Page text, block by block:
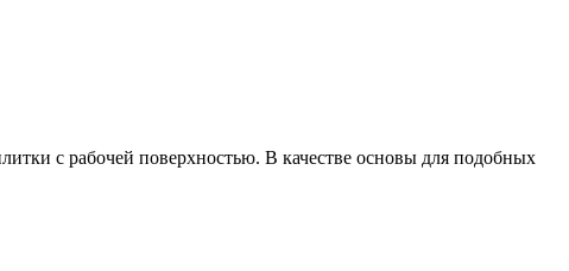
с рабочей поверхностью. В качестве основы для подобных